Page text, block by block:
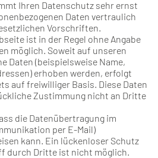
Ihren Datenschutz sehr ernst
Daten vertraulich
Vorschriften.
ist in der Regel ohne Angabe
möglich. Soweit auf unseren
Daten (beispielsweise Name,
erhoben werden, erfolgt
auf freiwilliger Basis. Diese Daten
Zustimmung nicht an Dritte
die Datenübertragung im
per E-Mail)
kann. Ein lückenloser Schutz
durch Dritte ist nicht möglich.